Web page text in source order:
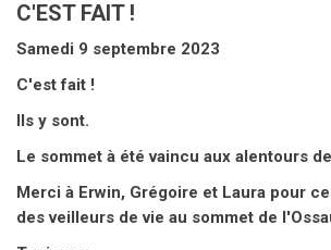
C'EST FAIT !
Samedi 9 septembre 2023
C'est fait !
Ils y sont.
Le sommet à été vaincu aux alentours
Merci à Erwin, Grégoire et Laura pour
des veilleurs de vie au sommet de